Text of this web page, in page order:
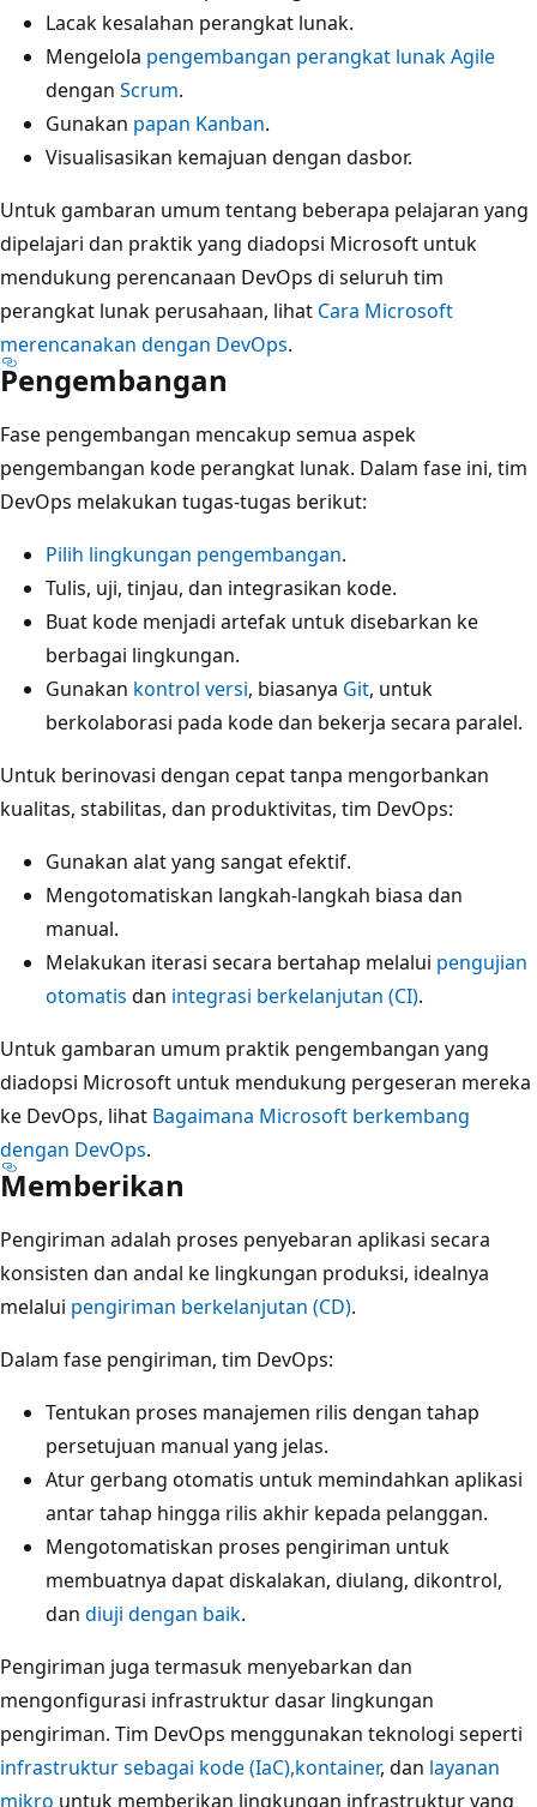
Lacak kesalahan perangkat lunak.
Mengelola pengembangan perangkat lunak Agile
dengan Scrum.
Gunakan papan Kanban.
Visualisasikan kemajuan dengan dasbor.
Untuk gambaran umum tentang beberapa pelajaran yang
dipelajari dan praktik yang diadopsi Microsoft untuk
mendukung perencanaan DevOps di seluruh tim
perangkat lunak perusahaan, lihat Cara Microsoft
merencanakan dengan DevOps.
Pengembangan
Fase pengembangan mencakup semua aspek
pengembangan kode perangkat lunak. Dalam fase ini, tim
DevOps melakukan tugas-tugas berikut:
Pilih lingkungan pengembangan.
Tulis, uji, tinjau, dan integrasikan kode.
Buat kode menjadi artefak untuk disebarkan ke
berbagai lingkungan.
Gunakan kontrol versi, biasanya Git, untuk
berkolaborasi pada kode dan bekerja secara paralel.
Untuk berinovasi dengan cepat tanpa mengorbankan
kualitas, stabilitas, dan produktivitas, tim DevOps:
Gunakan alat yang sangat efektif.
Mengotomatiskan langkah-langkah biasa dan
manual.
Melakukan iterasi secara bertahap melalui pengujian
otomatis dan integrasi berkelanjutan (CI).
Untuk gambaran umum praktik pengembangan yang
diadopsi Microsoft untuk mendukung pergeseran mereka
ke DevOps, lihat Bagaimana Microsoft berkembang
dengan DevOps.
Memberikan
Pengiriman adalah proses penyebaran aplikasi secara
konsisten dan andal ke lingkungan produksi, idealnya
melalui pengiriman berkelanjutan (CD).
Dalam fase pengiriman, tim DevOps:
Tentukan proses manajemen rilis dengan tahap
persetujuan manual yang jelas.
Atur gerbang otomatis untuk memindahkan aplikasi
antar tahap hingga rilis akhir kepada pelanggan.
Mengotomatiskan proses pengiriman untuk
membuatnya dapat diskalakan, diulang, dikontrol,
dan diuji dengan baik.
Pengiriman juga termasuk menyebarkan dan
mengonfigurasi infrastruktur dasar lingkungan
pengiriman. Tim DevOps menggunakan teknologi seperti
infrastruktur sebagai kode (IaC),kontainer, dan layanan
mikro untuk memberikan lingkungan infrastruktur yang